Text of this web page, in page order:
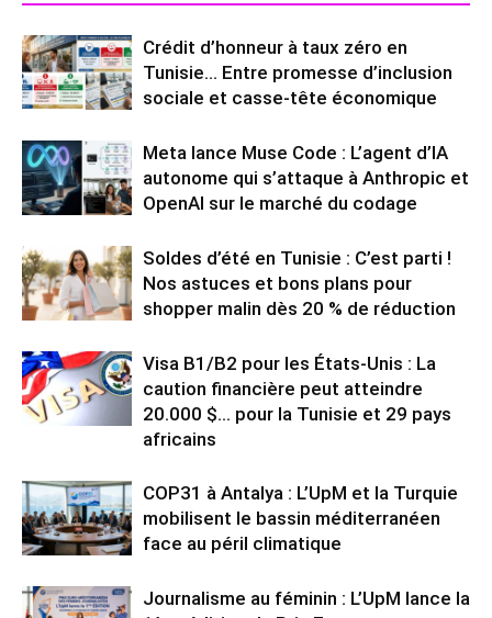
Crédit d’honneur à taux zéro en
Tunisie… Entre promesse d’inclusion
sociale et casse-tête économique
Meta lance Muse Code : L’agent d’IA
autonome qui s’attaque à Anthropic et
OpenAI sur le marché du codage
Soldes d’été en Tunisie : C’est parti !
Nos astuces et bons plans pour
shopper malin dès 20 % de réduction
Visa B1/B2 pour les États-Unis : La
caution financière peut atteindre
20.000 $… pour la Tunisie et 29 pays
africains
COP31 à Antalya : L’UpM et la Turquie
mobilisent le bassin méditerranéen
face au péril climatique
Journalisme au féminin : L’UpM lance la